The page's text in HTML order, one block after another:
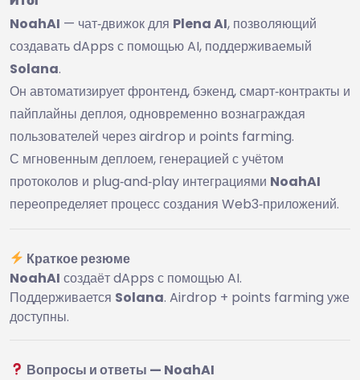
NoahAI — чат‑движок для Plena AI, позволяющий
создавать dApps с помощью AI, поддерживаемый
Solana.
Он автоматизирует фронтенд, бэкенд, смарт‑контракты и
пайплайны деплоя, одновременно вознаграждая
пользователей через airdrop и points farming.
С мгновенным деплоем, генерацией с учётом
протоколов и plug‑and‑play интеграциями NoahAI
переопределяет процесс создания Web3‑приложений.
Краткое резюме
NoahAI создаёт dApps с помощью AI.
Поддерживается Solana. Airdrop + points farming уже
доступны.
Вопросы и ответы — NoahAI